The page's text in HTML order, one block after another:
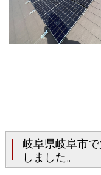
岐阜県岐阜市
しました。